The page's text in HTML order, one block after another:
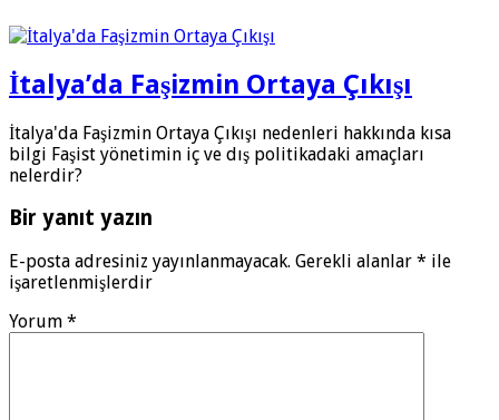
İtalya’da Faşizmin Ortaya Çıkışı
İtalya'da Faşizmin Ortaya Çıkışı nedenleri hakkında kısa
bilgi Faşist yönetimin iç ve dış politikadaki amaçları
nelerdir?
Bir yanıt yazın
E-posta adresiniz yayınlanmayacak. Gerekli alanlar * ile
işaretlenmişlerdir
Yorum *